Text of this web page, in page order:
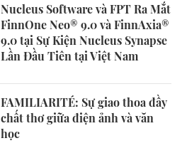
Nucleus Software và FPT Ra Mắt
FinnOne Neo® 9.0 và FinnAxia®
9.0 tại Sự Kiện Nucleus Synapse
Lần Đầu Tiên tại Việt Nam
FAMILIARITÉ: Sự giao thoa đầy
chất thơ giữa điện ảnh và văn
học